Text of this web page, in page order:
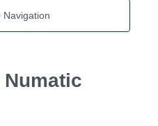
Navigation